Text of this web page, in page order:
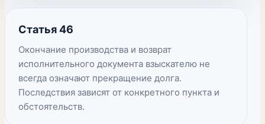
Статья 46
Окончание производства и возврат
исполнительного документа взыскателю не
всегда означают прекращение долга.
Последствия зависят от конкретного пункта и
обстоятельств.